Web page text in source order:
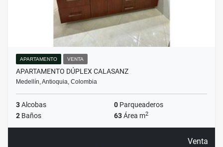
APARTAMENTO VENTA
APARTAMENTO DÚPLEX CALASANZ
Medellín, Antioquia, Colombia
3Alcobas 0 Parqueaderos
2 Baños 63Área m2
Venta